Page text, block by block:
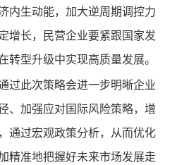
内生动能，加大逆周期调控力
增长，民营企业要紧跟国家发
转型升级中实现高质量发展。
过此次策略会进一步明晰企业
、加强应对国际风险策略，增
通过宏观政策分析，从而优化
精准地把握好未来市场发展走